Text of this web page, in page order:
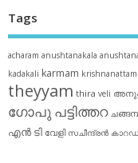
Tags
acharam anushtanakala
kadakali karmam krishnanattam
theyyam thira veli
ഗോപു പട്ടിത്തറ
എൻ ടി വേളി സചീന്ദ്രന്‍